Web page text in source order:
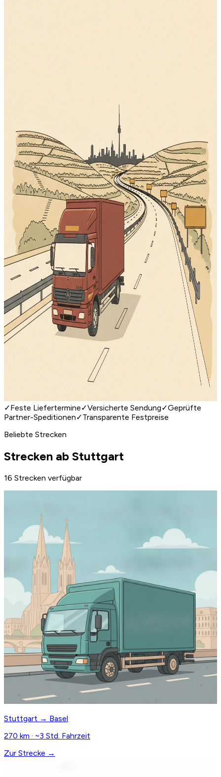
✓Feste Liefertermine✓Versicherte Sendung✓Geprüfte
Partner-Speditionen✓Transparente Festpreise
Beliebte Strecken
Strecken ab Stuttgart
16 Strecken verfügbar
Stuttgart → Basel
270 km · ~3 Std. Fahrzeit
Zur Strecke →